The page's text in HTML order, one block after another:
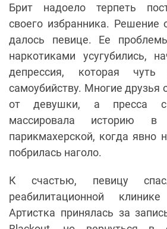
Брит надоело терпеть
своего избранника. Решение
далось певице. Ее
наркотиками усугубились,
депрессия, которая
самоубийству. Многие друзья
от девушки, а пресса с
массировала историю в
парикмахерской, когда явно
побрилась наголо.
К счастью, певицу
реабилитационной
Артистка принялась за